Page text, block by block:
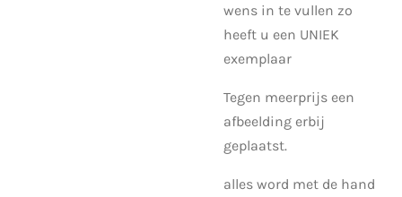
wens in te vullen zo
heeft u een UNIEK
exemplaar
Tegen meerprijs een
afbeelding erbij
geplaatst.
alles word met de hand